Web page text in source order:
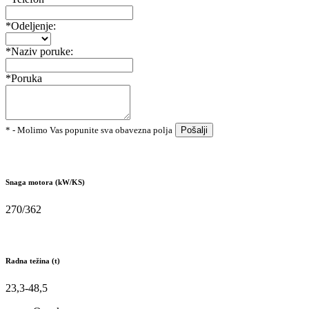
*Odeljenje:
*Naziv poruke:
*Poruka
* - Molimo Vas popunite sva obavezna polja Pošalji
Snaga motora (kW/KS)
270/362
Radna težina (t)
23,3-48,5